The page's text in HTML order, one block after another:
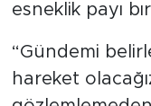
esneklik payı
“Gündemi
hareket